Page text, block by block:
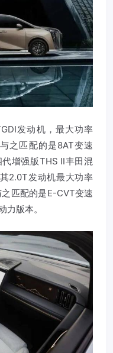
发动机，最大功率
之匹配的是8AT变速
增强版THS Ⅱ丰田混
2.0T发动机最大功率
匹配的是E-CVT变速
力版本。